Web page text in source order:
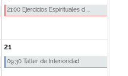
21:00 Ejercicios Espirituales d ...
21
09:30 Taller de Interioridad